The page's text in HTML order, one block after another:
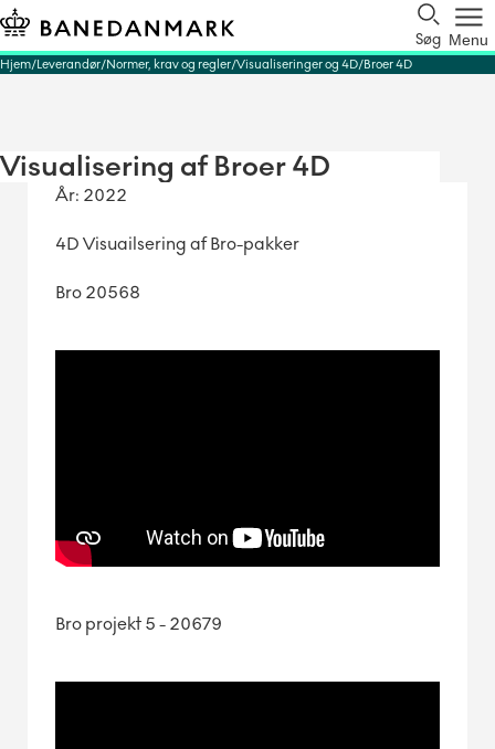
Søg Menu
Hjem Leverandør Normer, krav og regler Visualiseringer og 4D Broer 4D
Visualisering af Broer 4D
År: 2022
4D Visuailsering af Bro-pakker
Bro 20568
Bro projekt 5 - 20679